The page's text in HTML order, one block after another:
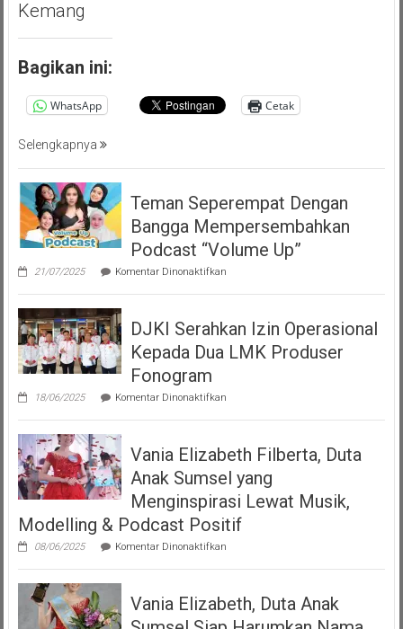
Kemang
Bagikan ini:
WhatsApp Cetak
Selengkapnya
Teman Seperempat Dengan
Bangga Mempersembahkan
Podcast “Volume Up”
21/07/2025 Komentar Dinonaktifkanpada
Seperempat
Bangga
Mempersembahkan
Podcast
DJKI Serahkan Izin Operasional
Kepada Dua LMK Produser
Fonogram
18/06/2025 Komentar Dinonaktifkanpada
Serahkan
Operasional
Dua
LMK
Produser
Fonogram
Vania Elizabeth Filberta, Duta
Anak Sumsel yang
Menginspirasi Lewat Musik,
Modelling & Podcast Positif
08/06/2025 Komentar Dinonaktifkanpada
Elizabeth
Duta
Vania Elizabeth, Duta Anak